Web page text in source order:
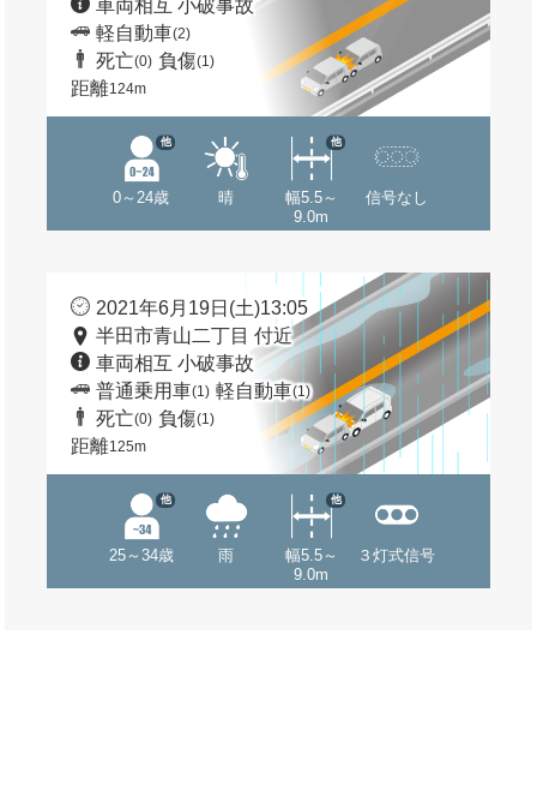
車両相互 小破事故
軽自動車(2)
死亡(0) 負傷(1)
距離124m
0～24歳
他
晴
幅5.5～
9.0m
他
信号なし
2021年6月19日(土)13:05
半田市青山二丁目 付近
車両相互 小破事故
普通乗用車(1) 軽自動車(1)
死亡(0) 負傷(1)
距離125m
25～34歳
他
雨
幅5.5～
9.0m
他
３灯式信号